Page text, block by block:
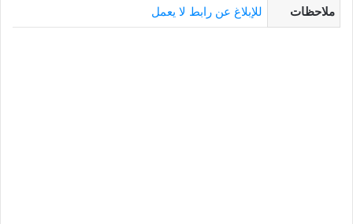
ملاحظات للإبلاغ عن رابط لا يعمل